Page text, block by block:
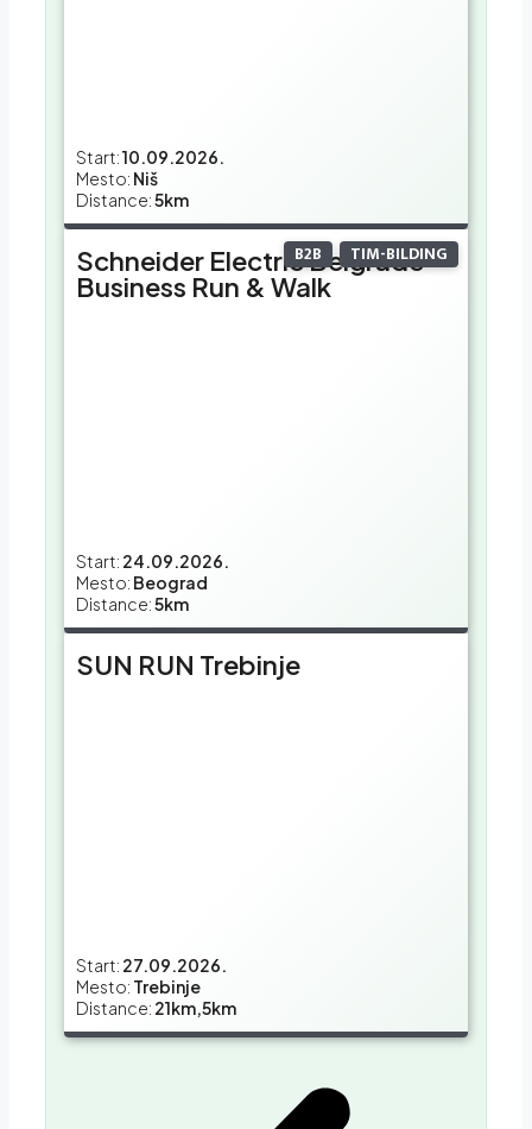
Start:10.09.2026.
Mesto: Niš
Distance:5km
B2B TIM-BILDING
Schneider Electric Belgrade
Business Run & Walk
Start: 24.09.2026.
Mesto: Beograd
Distance:5km
SUN RUN Trebinje
Start: 27.09.2026.
Mesto: Trebinje
Distance: 21km,5km